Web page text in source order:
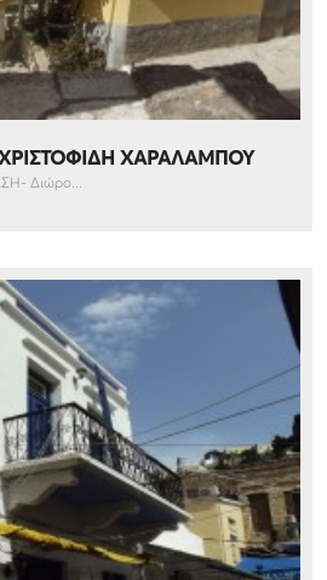
ΧΑΡΑΛΑΜΠΟΥ
Διώρο...